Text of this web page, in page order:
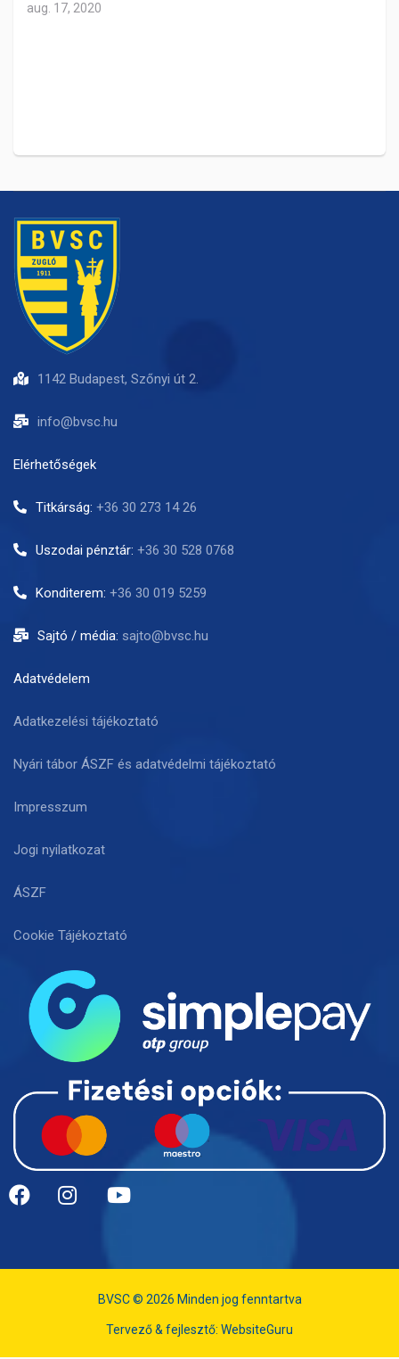
aug. 17, 2020
1142 Budapest, Szőnyi út 2.
info@bvsc.hu
Elérhetőségek
Titkárság: +36 30 273 14 26
Uszodai pénztár: +36 30 528 0768
Konditerem: +36 30 019 5259
Sajtó / média: sajto@bvsc.hu
Adatvédelem
Adatkezelési tájékoztató
Nyári tábor ÁSZF és adatvédelmi tájékoztató
Impresszum
Jogi nyilatkozat
ÁSZF
Cookie Tájékoztató
BVSC © 2026 Minden jog fenntartva
Tervező & fejlesztő: WebsiteGuru